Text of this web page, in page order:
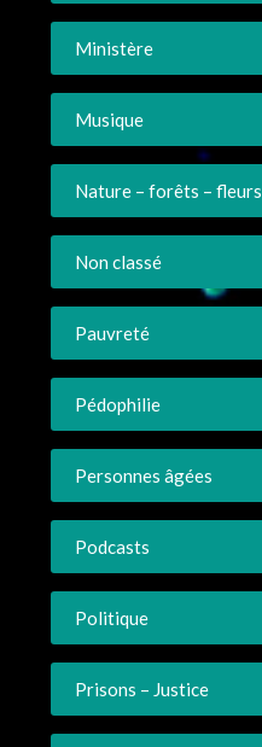
Ministère
Musique
Nature – forêts – fleurs
Non classé
Pauvreté
Pédophilie
Personnes âgées
Podcasts
Politique
Prisons – Justice